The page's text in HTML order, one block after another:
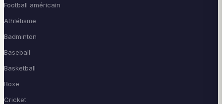
Football américain
Athlétisme
Badminton
Baseball
Basketball
Boxe
Cricket